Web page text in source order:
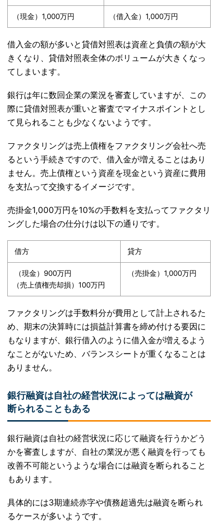
（現金）1,000万円 （借入金）1,000万円
借入金の額が多いと貸借対照表は資産と負債の額が大
きくなり、貸借対照表全体のボリュームが大きくなっ
てしまいます。
銀行は年に数回企業の業況を審査していますが、この
際に貸借対照表が重いと審査でマイナスポイントとし
て見られることも少なくないようです。
ファクタリングは売上債権をファクタリング会社へ売
るという手続きですので、借入金が増えることはあり
ません。売上債権という資産を現金という資産に費用
を支払って交換するイメージです。
売掛金1,000万円を10%の手数料を支払ってファクタリ
ングした場合の仕分けは以下の通りです。
借方 貸方
（現金）900万円
（売上債権売却損）100万円
（売掛金）1,000万円
ファクタリングは手数料分が費用として計上されるた
め、期末の決算時には損益計算書を締め付ける要因に
もなりますが、銀行借入のように借入金が増えるよう
なことがないため、バランスシートが重くなることは
ありません。
銀行融資は自社の経営状況によっては融資が
断られることもある
銀行融資は自社の経営状況に応じて融資を行うかどう
かを審査しますが、自社の業況が悪く融資を行っても
改善不可能というような場合には融資を断られること
もあります。
具体的には3期連続赤字や債務超過先は融資を断られ
るケースが多いようです。